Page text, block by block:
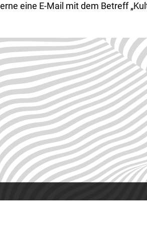
eine E-Mail mit dem Betreff